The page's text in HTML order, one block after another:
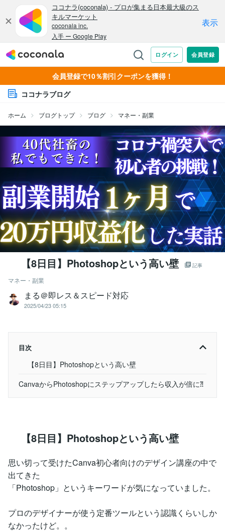
会員登録で10％割引クーポンを獲得！
ココナラブログ
ホーム ブログトップ ブログ マネー・副業
【8日目】Photoshopという高い壁 記事
マネー・副業
まる＠即レス＆スピード対応
2025/04/23 05:15
目次
【8日目】Photoshopという高い壁
CanvaからPhotoshopにステップアップしたら収入が倍に⁈
【8日目】Photoshopという高い壁
思い切って受けたCanva初心者向けのデザイン講座の中で
出てきた
「Photoshop」というキーワードが気になっていました。
プロのデザイナーが使う定番ツールという認識くらいしか
なかったけど。。